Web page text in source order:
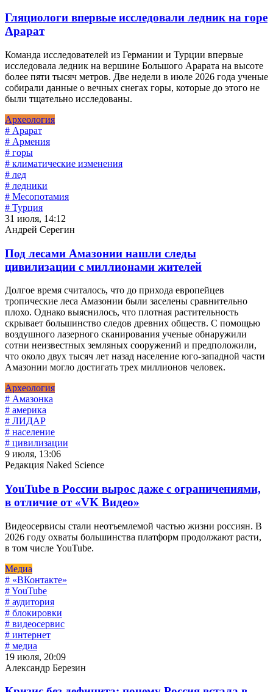
Гляциологи впервые исследовали ледник на горе
Арарат
Команда исследователей из Германии и Турции впервые
исследовала ледник на вершине Большого Арарата на высоте
более пяти тысяч метров. Две недели в июле 2026 года ученые
собирали данные о вечных снегах горы, которые до этого не
были тщательно исследованы.
Археология
# Арарат
# Армения
# горы
# климатические изменения
# лед
# ледники
# Месопотамия
# Турция
31 июля, 14:12
Андрей Серегин
Под лесами Амазонии нашли следы
цивилизации с миллионами жителей
Долгое время считалось, что до прихода европейцев
тропические леса Амазонии были заселены сравнительно
плохо. Однако выяснилось, что плотная растительность
скрывает большинство следов древних обществ. С помощью
воздушного лазерного сканирования ученые обнаружили
сотни неизвестных земляных сооружений и предположили,
что около двух тысяч лет назад население юго-западной части
Амазонии могло достигать трех миллионов человек.
Археология
# Амазонка
# америка
# ЛИДАР
# население
# цивилизации
9 июля, 13:06
Редакция Naked Science
YouTube в России вырос даже с ограничениями,
в отличие от «VK Видео»
Видеосервисы стали неотъемлемой частью жизни россиян. В
2026 году охваты большинства платформ продолжают расти,
в том числе YouTube.
Медиа
# «ВКонтакте»
# YouTube
# аудитория
# блокировки
# видеосервис
# интернет
# медиа
19 июля, 20:09
Александр Березин